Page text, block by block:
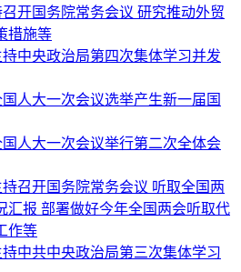
开国务院常务会议 研究推动外贸
措施等
中央政治局第四次集体学习并发
人大一次会议选举产生新一届国
人大一次会议举行第二次全体会
召开国务院常务会议 听取全国两
汇报 部署做好今年全国两会听取代
作等
中共中央政治局第三次集体学习